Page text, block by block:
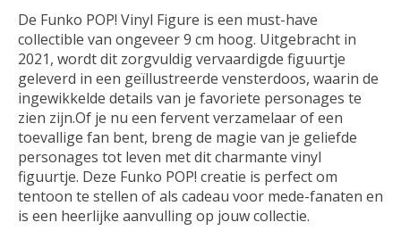
De Funko POP! Vinyl Figure is een must-have
collectible van ongeveer 9 cm hoog. Uitgebracht in
2021, wordt dit zorgvuldig vervaardigde figuurtje
geleverd in een geïllustreerde vensterdoos, waarin de
ingewikkelde details van je favoriete personages te
zien zijn.Of je nu een fervent verzamelaar of een
toevallige fan bent, breng de magie van je geliefde
personages tot leven met dit charmante vinyl
figuurtje. Deze Funko POP! creatie is perfect om
tentoon te stellen of als cadeau voor mede-fanaten en
is een heerlijke aanvulling op jouw collectie.